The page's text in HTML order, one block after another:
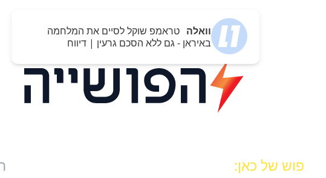
וואלה טראמפ שוקל לסיים את המלחמה
באיראן - גם ללא הסכם גרעין | דיווח
פוש של כאן: